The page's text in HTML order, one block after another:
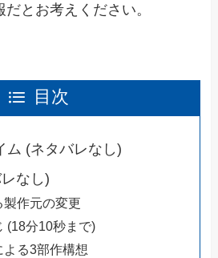
とお考えください。
目次
ム (ネタバレなし)
なし)
製作元の変更
(18分10秒まで)
よる3部作構想